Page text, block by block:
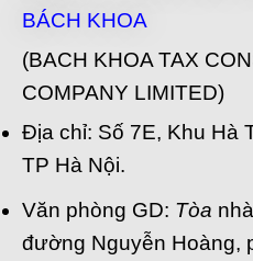
BÁCH KHOA
(BACH KHOA TAX
COMPANY LIMITED)
Địa chỉ: Số 7E, Khu Hà
TP Hà Nội.
Văn phòng GD: Tòa nhà
đường Nguyễn Hoàng,